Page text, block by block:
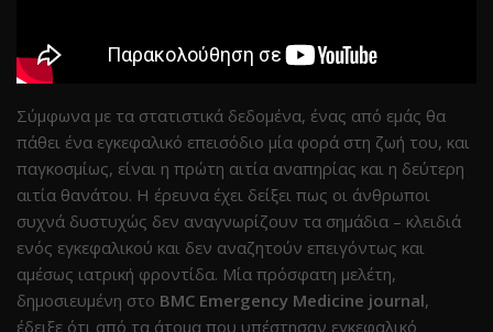
Σύμφωνα με τα στατιστικά δεδομένα, ένας από εμάς θα
πάθει ένα εγκεφαλικό επεισόδιο μία φορά στη ζωή του, και
παγκοσμίως, είναι η πρώτη αιτία αναπηρίας και η δεύτερη
αιτία θανάτου. Η έρευνα έχει δείξει πως οι άνθρωποι
συχνά δυστυχώς δεν αναγνωρίζουν τα σημάδια – κλειδιά
ενός εγκεφαλικού και δεν αναζητούν επειγόντως και
αμέσως ιατρική φροντίδα. Μία πρόσφατη μελέτη,
δημοσιευμένη στο BMC Emergency Medicine journal,
έδειξε ότι από τα άτομα που υπέστησαν εγκεφαλικό